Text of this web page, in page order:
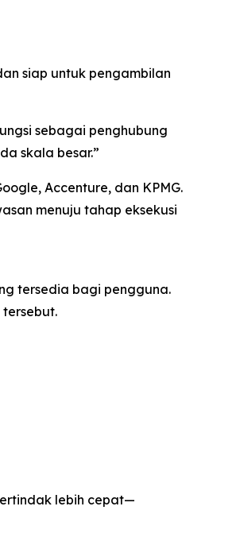
siap untuk pengambilan
sebagai penghubung
skala besar.”
Accenture, dan KPMG.
menuju tahap eksekusi
tersedia bagi pengguna.
lebih cepat—